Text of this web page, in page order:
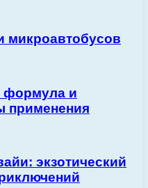
микроавтобусов
формула и
применения
экзотический